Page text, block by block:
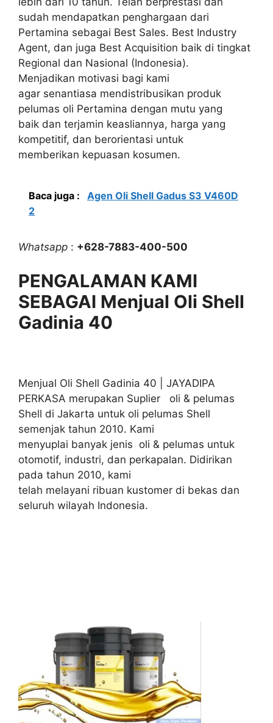
sudah mendapatkan penghargaan dari
Pertamina sebagai Best Sales. Best Industry
Agent, dan juga Best Acquisition baik di tingkat
Regional dan Nasional (Indonesia).
Menjadikan motivasi bagi kami
agar senantiasa mendistribusikan produk
pelumas oli Pertamina dengan mutu yang
baik dan terjamin keasliannya, harga yang
kompetitif, dan berorientasi untuk
memberikan kepuasan kosumen.
Baca juga :
Agen Oli Shell Gadus S3 V460D
2
Whatsapp : +628-7883-400-500
PENGALAMAN KAMI
SEBAGAI Menjual Oli Shell
Gadinia 40
Menjual Oli Shell Gadinia 40 | JAYADIPA
PERKASA merupakan Suplier oli & pelumas
Shell di Jakarta untuk oli pelumas Shell
semenjak tahun 2010. Kami
menyuplai banyak jenis oli & pelumas untuk
otomotif, industri, dan perkapalan. Didirikan
pada tahun 2010, kami
telah melayani ribuan kustomer di bekas dan
seluruh wilayah Indonesia.